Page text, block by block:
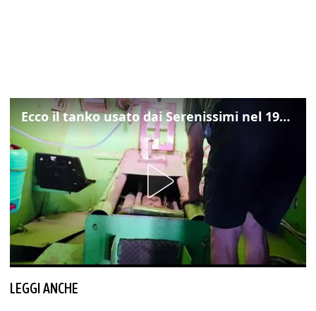
Ecco il tanko usato dai Serenissimi nel 1997 per il blitz a San Marco
LEGGI ANCHE